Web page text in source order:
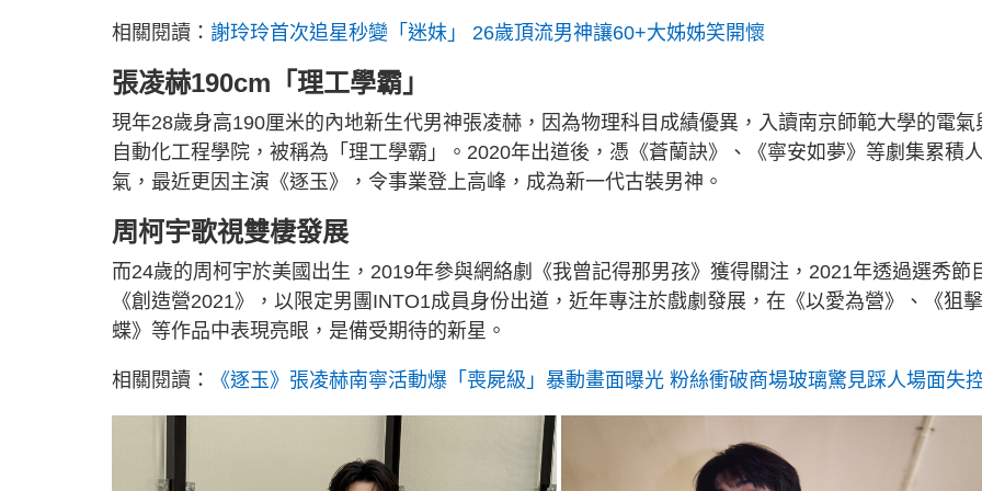
相關閱讀： 謝玲玲首次追星秒變「迷妹」 26歲頂流男神讓60+大姊姊笑開懷
張凌赫190cm「理工學霸」
現年28歲身高190厘米的內地新生代男神張凌赫，因為物理科目成績優異，入讀南京師範大學的電氣
自動化工程學院，被稱為「理工學霸」。2020年出道後，憑《蒼蘭訣》、《寧安如夢》等劇集累積人
氣，最近更因主演《逐玉》，令事業登上高峰，成為新一代古裝男神。
周柯宇歌視雙棲發展
而24歲的周柯宇於美國出生，2019年參與網絡劇《我曾記得那男孩》獲得關注，2021年透過選秀節
《創造營2021》，以限定男團INTO1成員身份出道，近年專注於戲劇發展，在《以愛為營》、《狙
蝶》等作品中表現亮眼，是備受期待的新星。
相關閱讀： 《逐玉》張凌赫南寧活動爆「喪屍級」暴動畫面曝光 粉絲衝破商場玻璃驚見踩人場面失